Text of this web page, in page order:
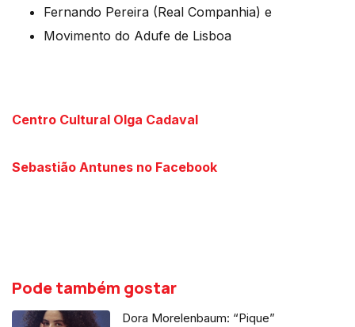
Fernando Pereira (Real Companhia) e
Movimento do Adufe de Lisboa
Centro Cultural Olga Cadaval
Sebastião Antunes no Facebook
Pode também gostar
Dora Morelenbaum: “Pique”